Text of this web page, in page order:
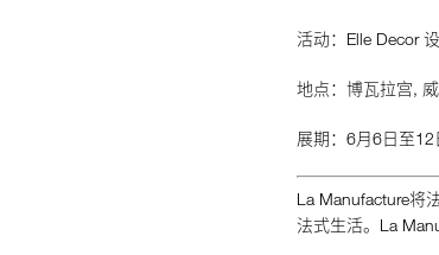
活动：Elle Decor
地点：博瓦拉宫,
展期：6月6日至12
La Manufacture将
法式生活。La